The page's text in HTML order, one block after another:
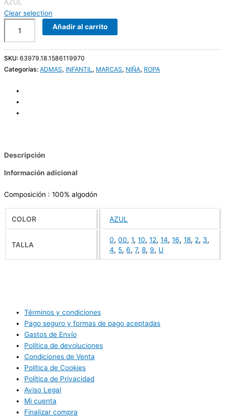
AZUL
Clear selection
Añadir al carrito
SKU: 63979.18.1586119970
Categorías: ADMAS, INFANTIL, MARCAS, NIÑA, ROPA
Descripción
Información adicional
Composición : 100% algodón
COLOR AZUL
TALLA
0,00,1,10,12,14,16,18, 2, 3,
4, 5,6,7,8, 9, U
Términos y condiciones
Pago seguro y formas de pago aceptadas
Gastos de Envío
Política de devoluciones
Condiciones de Venta
Política de Cookies
Política de Privacidad
Aviso Legal
Mi cuenta
Finalizar compra